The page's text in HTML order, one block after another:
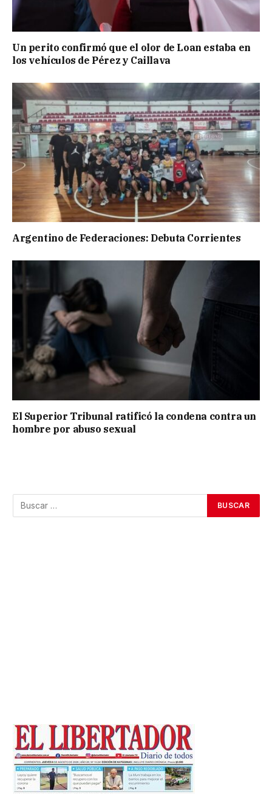
Un perito confirmó que el olor de Loan estaba en
los vehículos de Pérez y Caillava
Argentino de Federaciones: Debuta Corrientes
El Superior Tribunal ratificó la condena contra un
hombre por abuso sexual